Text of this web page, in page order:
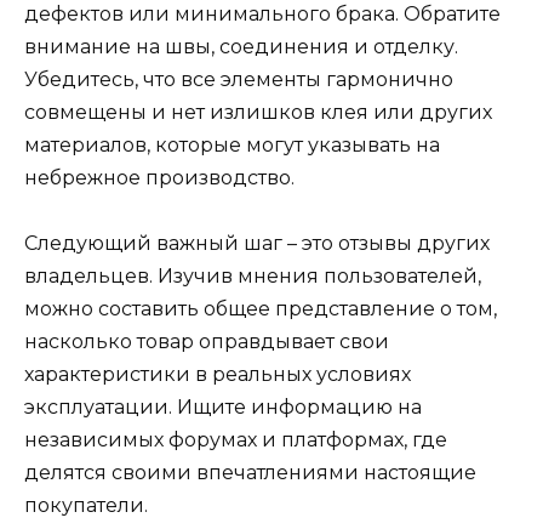
дефектов или минимального брака. Обратите
внимание на швы, соединения и отделку.
Убедитесь, что все элементы гармонично
совмещены и нет излишков клея или других
материалов, которые могут указывать на
небрежное производство.
Следующий важный шаг – это отзывы других
владельцев. Изучив мнения пользователей,
можно составить общее представление о том,
насколько товар оправдывает свои
характеристики в реальных условиях
эксплуатации. Ищите информацию на
независимых форумах и платформах, где
делятся своими впечатлениями настоящие
покупатели.